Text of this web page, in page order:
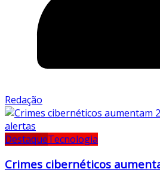
Redação
DestaqueTecnologia
Crimes cibernéticos